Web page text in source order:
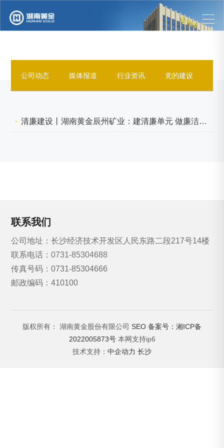
公司动态 媒体报道 行业资讯 党的建设
清廉建设丨湖南黄金辰州矿业：建清廉单元 做廉洁标杆
联系我们
公司地址：长沙经济技术开发区人民东路二段217号14楼
联系电话：0731-85304688
传真号码：0731-85304666
邮政编码：410100
版权所有： 湖南黄金股份有限公司 SEO 备案号：湘ICP备
2022005873号本网支持ip6
技术支持： 中企动力 长沙